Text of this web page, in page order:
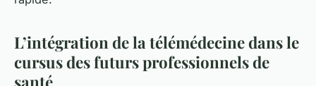
L’intégration de la télémédecine dans le
cursus des futurs professionnels de